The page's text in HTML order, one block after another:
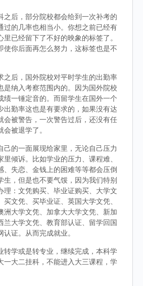
之后，部分院校都会给到一次补考的
过的几率也相当小。你想之前已经有
里已经留下了不好的映象的标签了。
使你后面再怎么努力，这标签也是不
之后，国外院校对平时学生的出勤率
是纳入考察范围内的。因为国外院校
绩一锤定音的。而留学生在国外一个
出勤率这也是有要求的，如果没有达
会被警告，一次警告过后，还没有任
被退学了。
己的一面展现给家里，无论自己压力
里倾诉。比如学业的压力、课程难、
、失恋、金钱上的困难等等都会压倒
生，但是也不要气馁，因为我们特别
理：文凭购买、毕业证购买、大学文
买文凭、买毕业证、英国大学文凭、
洲大学文凭、加拿大大学文凭、新加
兰大学文凭、教育部认证、留学回国
认证。从而完成就业。
转学或是转专业，继续完成，本科学
一大二挂科，不能进入大三课程，学